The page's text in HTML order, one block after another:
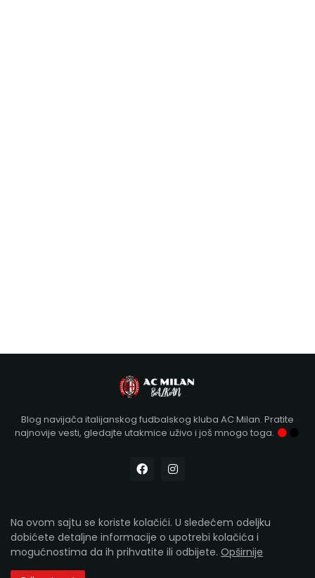
Blog navijača italijanskog fudbalskog kluba AC Milan. Pratite
najnovije vesti, gledajte utakmice uživo i još mnogo toga.
Designed with by Kollár | Copyright 2012-2026AC Milan
Balkan
Na ovom sajtu se koriste kolačići. U sledećem odeljku
dobićete detaljne informacije o upotrebi kolačića i
mogućnostima da ih prihvatite ili odbijete. Opširnije